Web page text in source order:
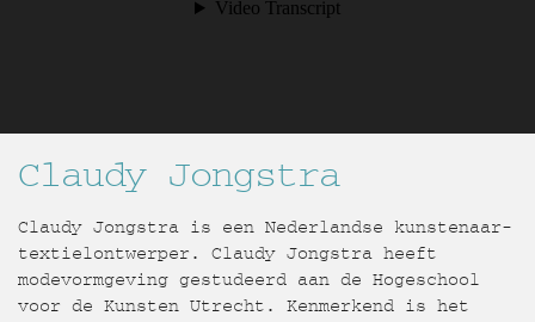
Claudy Jongstra
Claudy Jongstra is een Nederlandse kunstenaar-
textielontwerper. Claudy Jongstra heeft
modevormgeving gestudeerd aan de Hogeschool
voor de Kunsten Utrecht. Kenmerkend is het